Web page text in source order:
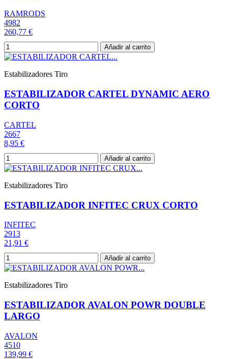
RAMRODS
4982
260,77 €
Añadir al carrito
Estabilizadores Tiro
ESTABILIZADOR CARTEL DYNAMIC AERO
CORTO
CARTEL
2667
8,95 €
Añadir al carrito
Estabilizadores Tiro
ESTABILIZADOR INFITEC CRUX CORTO
INFITEC
2913
21,91 €
Añadir al carrito
Estabilizadores Tiro
ESTABILIZADOR AVALON POWR DOUBLE
LARGO
AVALON
4510
139,99 €